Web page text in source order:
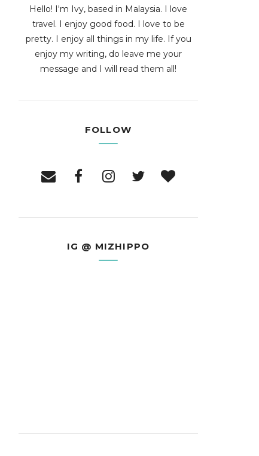
Hello! I'm Ivy, based in Malaysia. I love
travel. I enjoy good food. I love to be
pretty. I enjoy all things in my life. If you
enjoy my writing, do leave me your
message and I will read them all!
FOLLOW
IG @ MIZHIPPO